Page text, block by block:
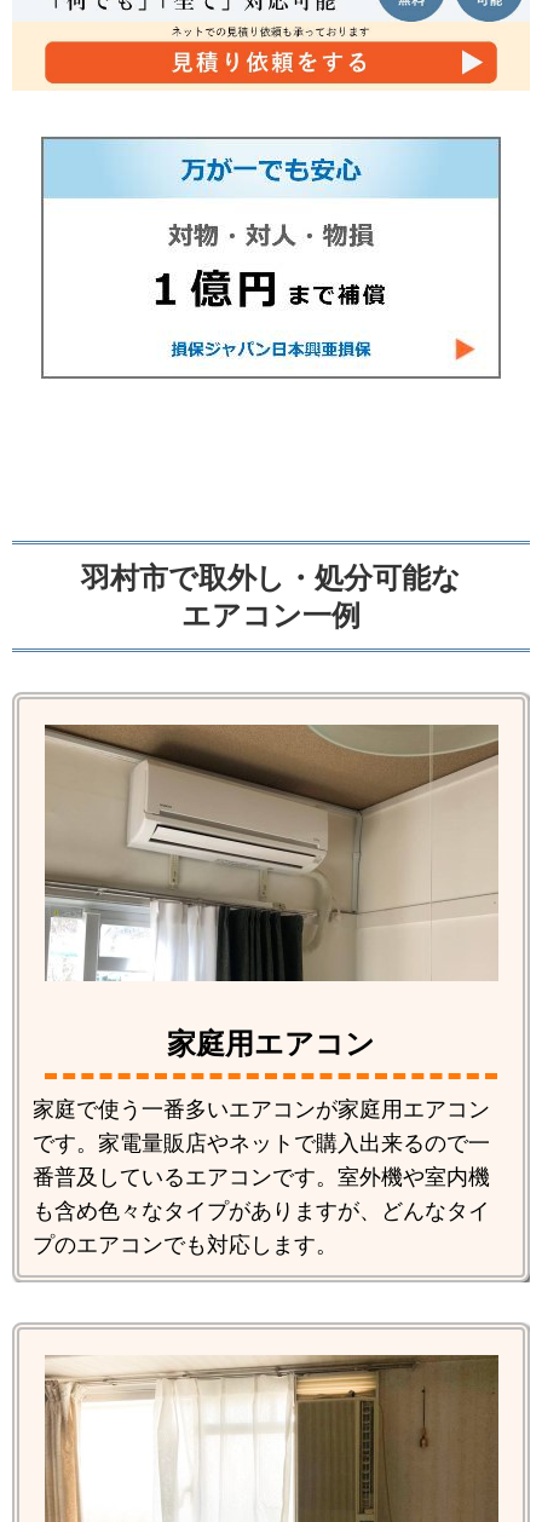
羽村市で取外し・処分可能な
エアコン一例
家庭用エアコン
家庭で使う一番多いエアコンが家庭用エアコン
です。家電量販店やネットで購入出来るので一
番普及しているエアコンです。室外機や室内機
も含め色々なタイプがありますが、どんなタイ
プのエアコンでも対応します。